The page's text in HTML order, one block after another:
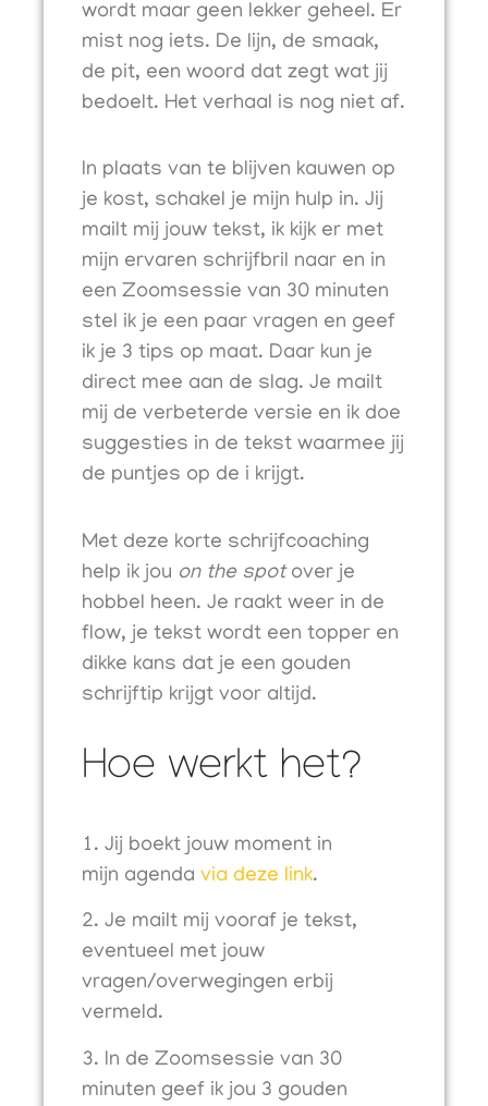
wordt maar geen lekker geheel. Er
mist nog iets. De lijn, de smaak,
de pit, een woord dat zegt wat jij
bedoelt. Het verhaal is nog niet af.
In plaats van te blijven kauwen op
je kost, schakel je mijn hulp in. Jij
mailt mij jouw tekst, ik kijk er met
mijn ervaren schrijfbril naar en in
een Zoomsessie van 30 minuten
stel ik je een paar vragen en geef
ik je 3 tips op maat. Daar kun je
direct mee aan de slag. Je mailt
mij de verbeterde versie en ik doe
suggesties in de tekst waarmee jij
de puntjes op de i krijgt.
Met deze korte schrijfcoaching
help ik jou on the spotover je
hobbel heen. Je raakt weer in de
flow, je tekst wordt een topper en
dikke kans dat je een gouden
schrijftip krijgt voor altijd.
Hoe werkt het?
Jij boekt jouw moment in
mijn agenda via deze link.
Je mailt mij vooraf je tekst,
eventueel met jouw
vragen/overwegingen erbij
vermeld.
In de Zoomsessie van 30
minuten geef ik jou 3 gouden